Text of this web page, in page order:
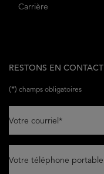
Carrière
RESTONS EN CONTACT
(*) champs obligatoires
Votre courriel*
Votre téléphone portable